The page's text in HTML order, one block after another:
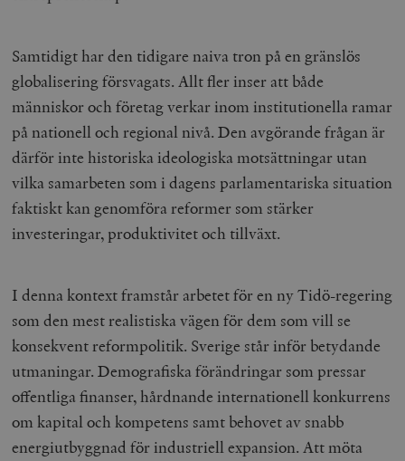
Samtidigt har den tidigare naiva tron på en gränslös
globalisering försvagats. Allt fler inser att både
människor och företag verkar inom institutionella ramar
på nationell och regional nivå. Den avgörande frågan är
därför inte historiska ideologiska motsättningar utan
vilka samarbeten som i dagens parlamentariska situation
faktiskt kan genomföra reformer som stärker
investeringar, produktivitet och tillväxt.
I denna kontext framstår arbetet för en ny Tidö-regering
som den mest realistiska vägen för dem som vill se
konsekvent reformpolitik. Sverige står inför betydande
utmaningar. Demografiska förändringar som pressar
offentliga finanser, hårdnande internationell konkurrens
om kapital och kompetens samt behovet av snabb
energiutbyggnad för industriell expansion. Att möta